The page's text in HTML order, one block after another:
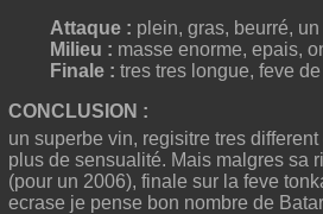
Attaque : plein, gras, beurré,
Milieu : masse enorme, epais,
Finale : tres tres longue, feve
CONCLUSION :
un superbe vin, regisitre tres
plus de sensualité. Mais malgres sa
(pour un 2006), finale sur la feve
ecrase je pense bon nombre de